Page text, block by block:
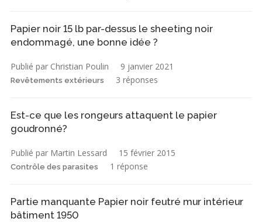
Papier noir 15 lb par-dessus le sheeting noir
endommagé, une bonne idée ?
Publié par Christian Poulin 9 janvier 2021
Revêtements extérieurs 3 réponses
Est-ce que les rongeurs attaquent le papier
goudronné?
Publié par Martin Lessard 15 février 2015
Contrôle des parasites 1 réponse
Partie manquante Papier noir feutré mur intérieur
bâtiment 1950